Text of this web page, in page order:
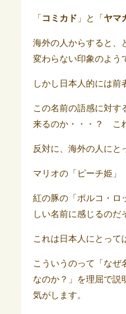
「 コミカド 」と「 ヤマ
海外の人からすると、
変わらない印象のよう
しかし日本人的には前
この名前の語感に対す
来るのか・・・？ こ
反対に、海外の人にと
マリオの「ピーチ姫
紅の豚の「ポルコ・
しい名前に感じるのだ
これは日本人にとって
こういうのって「なぜ
なのか？」を理屈で説
気がします。